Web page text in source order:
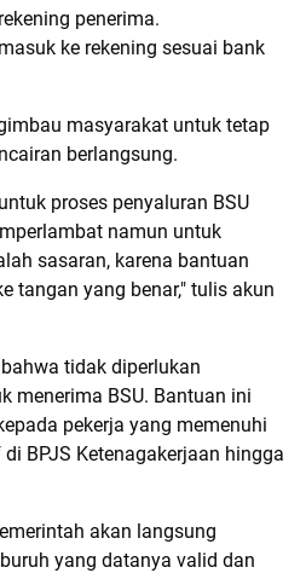
penerima.
ke rekening sesuai bank
masyarakat untuk tetap
berlangsung.
proses penyaluran BSU
namun untuk
sasaran, karena bantuan
tangan yang benar," tulis akun
tidak diperlukan
menerima BSU. Bantuan ini
pekerja yang memenuhi
BPJS Ketenagakerjaan hingga
akan langsung
yang datanya valid dan